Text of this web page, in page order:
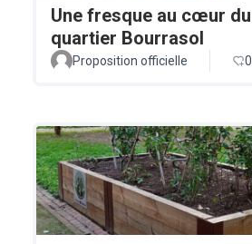
Une fresque au cœur du
quartier Bourrasol
Proposition officielle 0